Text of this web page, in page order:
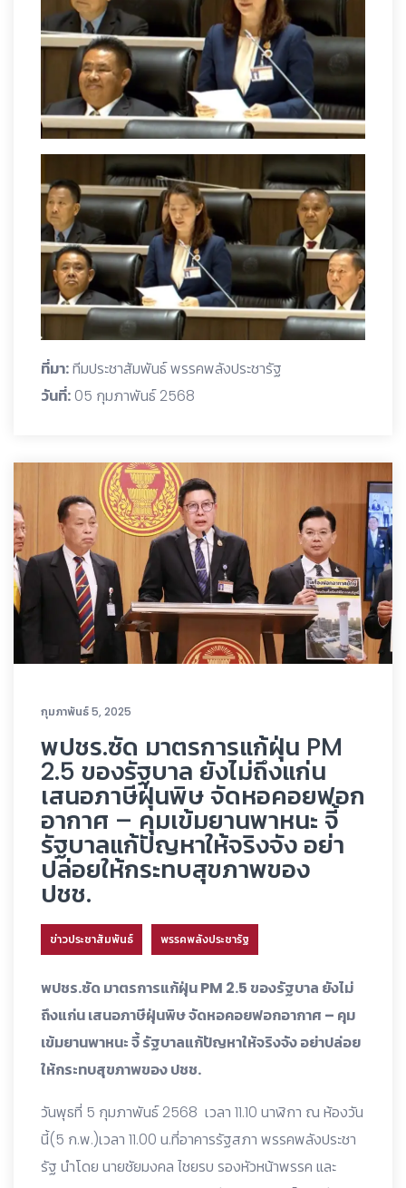
ที่มา:ทีมประชาสัมพันธ์ พรรคพลังประชารัฐ
วันที่: 05 กุมภาพันธ์ 2568
กุมภาพันธ์ 5, 2025
พปชร.ซัด มาตรการแก้ฝุ่น PM
2.5 ของรัฐบาล ยังไม่ถึงแก่น
เสนอภาษีฝุ่นพิษ จัดหอคอยฟอก
อากาศ – คุมเข้มยานพาหนะ จี้
รัฐบาลแก้ปัญหาให้จริงจัง อย่า
ปล่อยให้กระทบสุขภาพของ
ปชช.
ข่าวประชาสัมพันธ์ พรรคพลังประชารัฐ
พปชร.ซัด มาตรการแก้ฝุ่น PM 2.5 ของรัฐบาล ยังไม่
ถึงแก่น เสนอภาษีฝุ่นพิษ จัดหอคอยฟอกอากาศ – คุม
เข้มยานพาหนะ จี้ รัฐบาลแก้ปัญหาให้จริงจัง อย่าปล่อย
ให้กระทบสุขภาพของ ปชช.
วันพุธที่ 5 กุมภาพันธ์ 2568 เวลา 11.10 นาฬิกา ณ ห้องวัน
นี้(5 ก.พ.)เวลา 11.00 น.ที่อาคารรัฐสภา พรรคพลังประชา
รัฐ นำโดย นายชัยมงคล ไชยรบ รองหัวหน้าพรรค และ